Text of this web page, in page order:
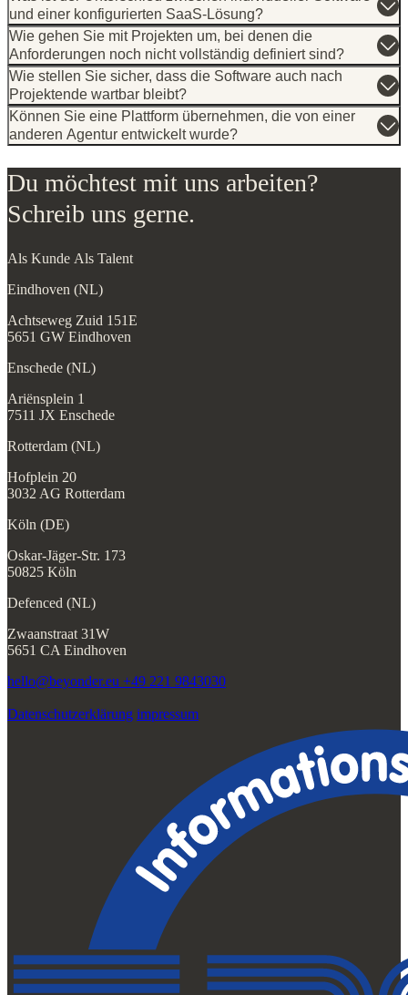
und einer konfigurierten SaaS-Lösung?
Wie gehen Sie mit Projekten um, bei denen die
Anforderungen noch nicht vollständig definiert sind?
Wie stellen Sie sicher, dass die Software auch nach
Projektende wartbar bleibt?
Können Sie eine Plattform übernehmen, die von einer
anderen Agentur entwickelt wurde?
Du möchtest mit uns arbeiten?
Schreib uns gerne.
Als Kunde Als Talent
Eindhoven (NL)
Achtseweg Zuid 151E
5651 GW Eindhoven
Enschede (NL)
Ariënsplein 1
7511 JX Enschede
Rotterdam (NL)
Hofplein 20
3032 AG Rotterdam
Köln (DE)
Oskar-Jäger-Str. 173
50825 Köln
Defenced (NL)
Zwaanstraat 31W
5651 CA Eindhoven
hello@beyonder.eu +49 221 9843030
Datenschutzerklärung impressum